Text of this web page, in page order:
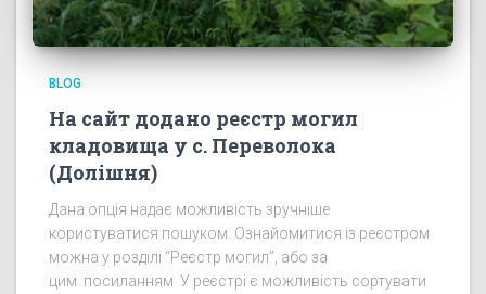
BLOG
На сайт додано реєстр могил
кладовища у с. Переволока
(Долішня)
Дана опція надає можливість зручніше
користуватися пошуком. Ознайомитися із реєстром
можна у розділі “Реєстр могил”, або за
цим посиланням У реєстрі є можливість сортувати